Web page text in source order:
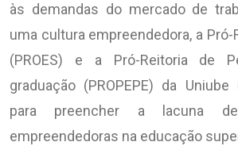
às demandas do mercado de
uma cultura empreendedora, a Pró-
(PROES) e a Pró-Reitoria de
graduação (PROPEPE) da
para preencher a lacuna de
empreendedoras na educação